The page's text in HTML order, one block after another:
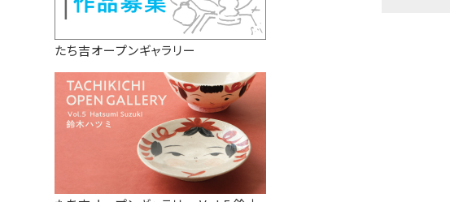
たち吉オープンギャラリー
袋のサイズ